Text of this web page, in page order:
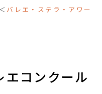
バレエ・ステラ・アワー
コンクール